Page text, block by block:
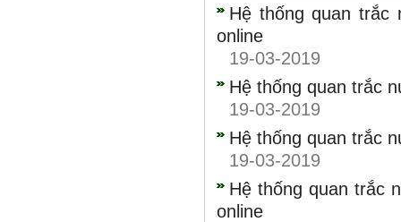
Hệ thống quan
online
19-03-2019
Hệ thống quan trắc
19-03-2019
Hệ thống quan trắc
19-03-2019
Hệ thống quan trắc
online